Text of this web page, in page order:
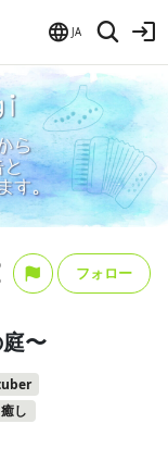
JA
〜
癒し
フォロー